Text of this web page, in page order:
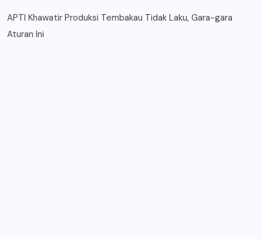
APTI Khawatir Produksi Tembakau Tidak Laku, Gara-gara
Aturan Ini